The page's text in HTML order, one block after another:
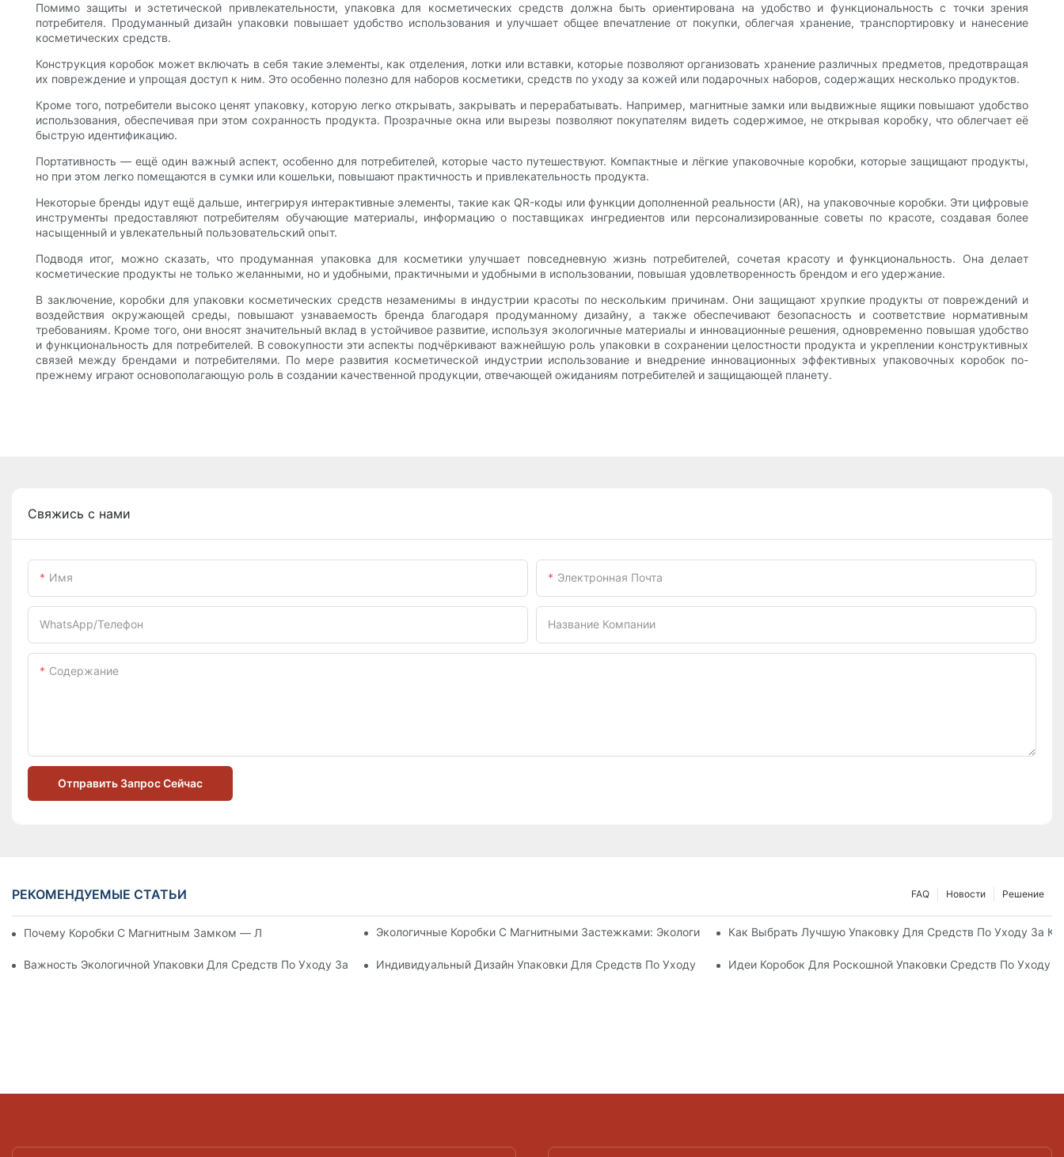
Помимо защиты и эстетической привлекательности, упаковка для косметических средств должна быть ориентирована на удобство и функциональность с точки зрения
потребителя. Продуманный дизайн упаковки повышает удобство использования и улучшает общее впечатление от покупки, облегчая хранение, транспортировку и нанесение
косметических средств.
Конструкция коробок может включать в себя такие элементы, как отделения, лотки или вставки, которые позволяют организовать хранение различных предметов, предотвращая
их повреждение и упрощая доступ к ним. Это особенно полезно для наборов косметики, средств по уходу за кожей или подарочных наборов, содержащих несколько продуктов.
Кроме того, потребители высоко ценят упаковку, которую легко открывать, закрывать и перерабатывать. Например, магнитные замки или выдвижные ящики повышают удобство
использования, обеспечивая при этом сохранность продукта. Прозрачные окна или вырезы позволяют покупателям видеть содержимое, не открывая коробку, что облегчает её
быструю идентификацию.
Портативность — ещё один важный аспект, особенно для потребителей, которые часто путешествуют. Компактные и лёгкие упаковочные коробки, которые защищают продукты,
но при этом легко помещаются в сумки или кошельки, повышают практичность и привлекательность продукта.
Некоторые бренды идут ещё дальше, интегрируя интерактивные элементы, такие как QR-коды или функции дополненной реальности (AR), на упаковочные коробки. Эти цифровые
инструменты предоставляют потребителям обучающие материалы, информацию о поставщиках ингредиентов или персонализированные советы по красоте, создавая более
насыщенный и увлекательный пользовательский опыт.
Подводя итог, можно сказать, что продуманная упаковка для косметики улучшает повседневную жизнь потребителей, сочетая красоту и функциональность. Она делает
косметические продукты не только желанными, но и удобными, практичными и удобными в использовании, повышая удовлетворенность брендом и его удержание.
В заключение, коробки для упаковки косметических средств незаменимы в индустрии красоты по нескольким причинам. Они защищают хрупкие продукты от повреждений и
воздействия окружающей среды, повышают узнаваемость бренда благодаря продуманному дизайну, а также обеспечивают безопасность и соответствие нормативным
требованиям. Кроме того, они вносят значительный вклад в устойчивое развитие, используя экологичные материалы и инновационные решения, одновременно повышая удобство
и функциональность для потребителей. В совокупности эти аспекты подчёркивают важнейшую роль упаковки в сохранении целостности продукта и укреплении конструктивных
связей между брендами и потребителями. По мере развития косметической индустрии использование и внедрение инновационных эффективных упаковочных коробок по-
прежнему играют основополагающую роль в создании качественной продукции, отвечающей ожиданиям потребителей и защищающей планету.
Свяжись с нами
Имя Электронная Почта
WhatsApp/телефон Название Компании
Содержание
Отправить Запрос Сейчас
РЕКОМЕНДУЕМЫЕ СТАТЬИ Решение
Новости
FAQ
Почему Коробки С Магнитным Замком — Лучший Выбор Для Упаковки Премиум-КлассаЭкологичные Коробки С Магнитными Застежками: Экологичные Упаковочные РешенияКак Выбрать Лучшую Упаковку Для Средств По Уходу За
Важность Экологичной Упаковки Для Средств По Уходу За КожейИндивидуальный Дизайн Упаковки Для Средств По Уходу За Кожей, Повышающий Лояльность К Бренду
Идеи Коробок Для Роскошной Упаковки Средств По Уходу